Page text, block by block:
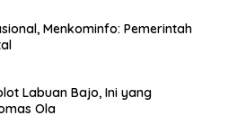
Menkominfo: Pemerintah
Labuan Bajo, Ini yang
Ola